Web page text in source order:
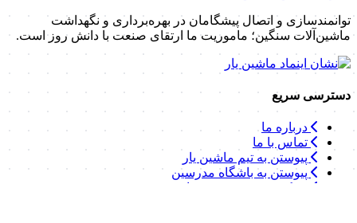
توانمندسازی و اتصال پیشگامان در بهره‌برداری و نگهداشت
ماشین‌آلات سنگین؛ ماموریت ما ارتقای صنعت با دانش روز است.
دسترسی سریع
درباره ما
تماس با ما
پیوستن به تیم ماشین یار
پیوستن به باشگاه مدرسین
شبکه متخصصین تعمیرات